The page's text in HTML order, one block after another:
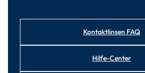
Kontaktlinsen FAQ
Hilfe-Center